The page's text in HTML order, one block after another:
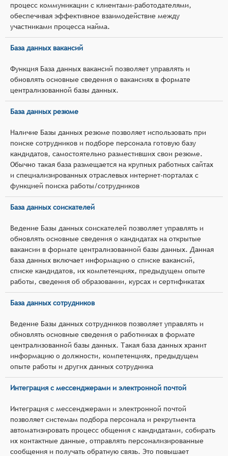
процесс коммуникации с клиентами-работодателями,
обеспечивая эффективное взаимодействие между
участниками процесса найма.
База данных вакансий
Функция База данных вакансий позволяет управлять и
обновлять основные сведения о вакансиях в формате
централизованной базы данных.
База данных резюме
Наличие Базы данных резюме позволяет использовать при
поиске сотрудников и подборе персонала готовую базу
кандидатов, самостоятельно разместивших свои резюме.
Обычно такая база размещается на крупных работных сайтах
и специализированных отраслевых интернет-порталах с
функцией поиска работы/сотрудников
База данных соискателей
Ведение Базы данных соискателей позволяет управлять и
обновлять основные сведения о кандидатах на открытые
вакансии в формате централизованной базы данных. Данная
база данных включает информацию о списке вакансий,
списке кандидатов, их компетенциях, предыдущем опыте
работы, сведения об образовании, курсах и сертификатах
База данных сотрудников
Ведение Базы данных сотрудников позволяет управлять и
обновлять основные сведения о работниках в формате
централизованной базы данных. Такая база данных хранит
информацию о должности, компетенциях, предыдущем
опыте работы и других данных сотрудника
Интеграция с мессенджерами и электронной почтой
Интеграция с мессенджерами и электронной почтой
позволяет системам подбора персонала и рекрутмента
автоматизировать процесс общения с кандидатами, собирать
их контактные данные, отправлять персонализированные
сообщения и получать обратную связь. Это повышает